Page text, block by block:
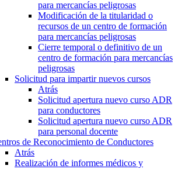
para mercancías peligrosas
Modificación de la titularidad o
recursos de un centro de formación
para mercancías peligrosas
Cierre temporal o definitivo de un
centro de formación para mercancías
peligrosas
Solicitud para impartir nuevos cursos
Atrás
Solicitud apertura nuevo curso ADR
para conductores
Solicitud apertura nuevo curso ADR
para personal docente
de Reconocimiento de Conductores
Atrás
Realización de informes médicos y